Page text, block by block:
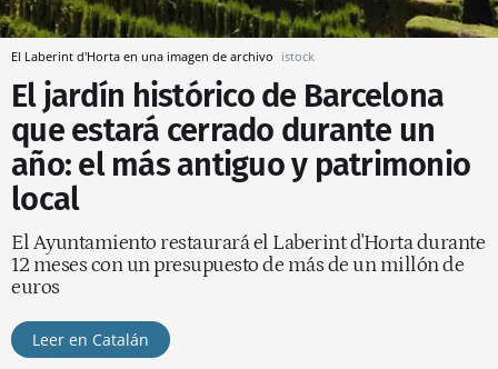
El Laberint d'Horta en una imagen de archivo istock
El jardín histórico de Barcelona
que estará cerrado durante un
año: el más antiguo y patrimonio
local
El Ayuntamiento restaurará el Laberint d'Horta durante
12 meses con un presupuesto de más de un millón de
euros
Leer en Catalán